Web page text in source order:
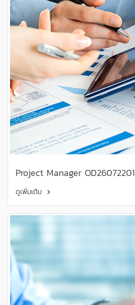
Project Manager OD26072201
ดูเพิ่มเติม